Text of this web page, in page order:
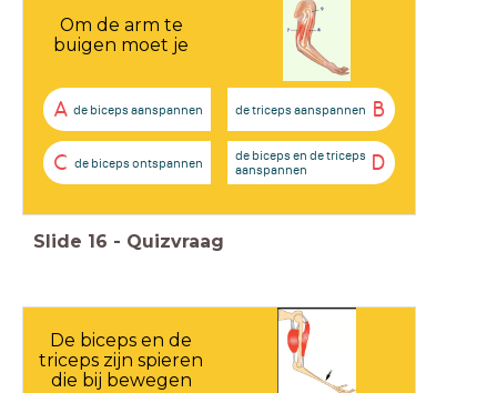
Om de arm te
buigen moet je
A de biceps aanspannen B
de triceps aanspannen
C de biceps ontspannen D
de biceps en de triceps
aanspannen
Slide 16 - Quizvraag
De biceps en de
triceps zijn spieren
die bij bewegen